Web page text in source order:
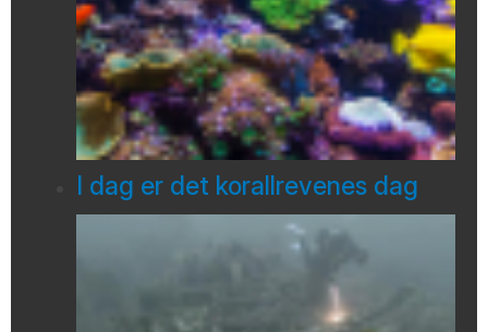
I dag er det korallrevenes dag